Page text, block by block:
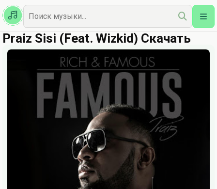
Казахская
Наш Топ
Praiz Sisi (Feat. Wizkid) Скачать